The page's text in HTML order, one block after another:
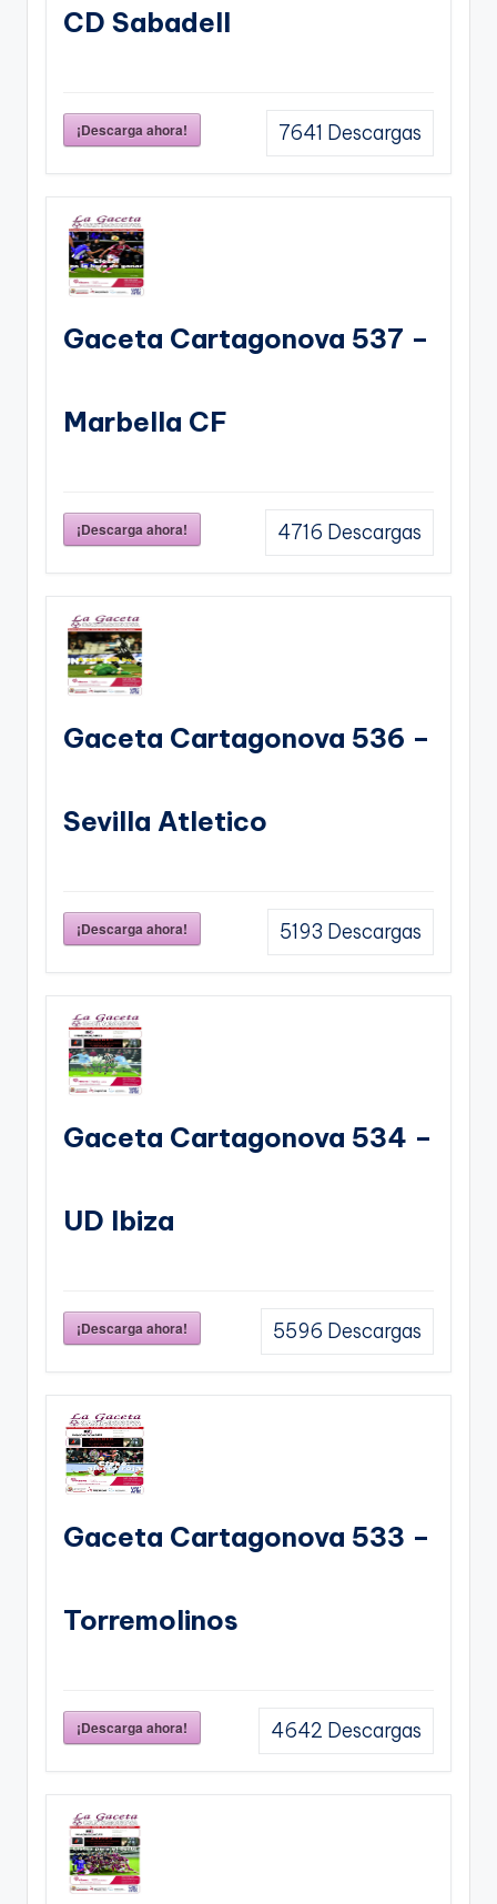
CD Sabadell
¡Descarga ahora! 7641 Descargas
Gaceta Cartagonova 537 –
Marbella CF
¡Descarga ahora! 4716 Descargas
Gaceta Cartagonova 536 –
Sevilla Atletico
¡Descarga ahora! 5193 Descargas
Gaceta Cartagonova 534 –
UD Ibiza
¡Descarga ahora! 5596 Descargas
Gaceta Cartagonova 533 –
Torremolinos
¡Descarga ahora! 4642 Descargas